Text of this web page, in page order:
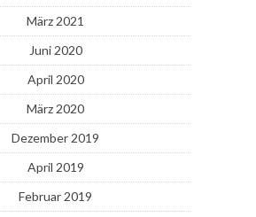
März 2021
Juni 2020
April 2020
März 2020
Dezember 2019
April 2019
Februar 2019